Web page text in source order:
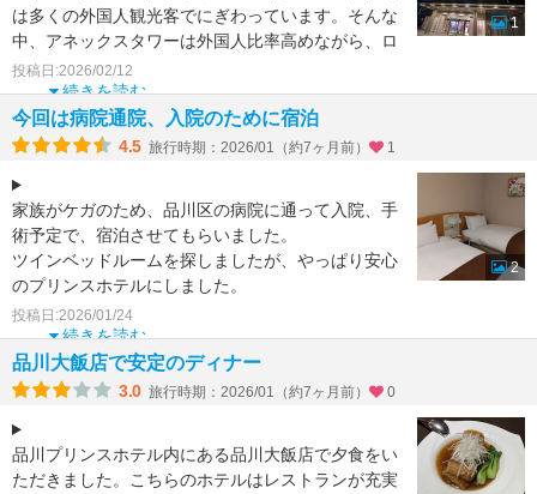
は多くの外国人観光客でにぎわっています。そんな
中、アネックスタワーは外国人比率高めながら、ロ
ビーにはあまり人
続きを読む
投稿日:2026/02/12
1
今回は病院通院、入院のために宿泊
4.5 旅行時期：2026/01（約7ヶ月前） 1
家族がケガのため、品川区の病院に通って入院、手
術予定で、宿泊させてもらいました。
ツインベッドルームを探しましたが、やっぱり安心
のプリンスホテルにしました。
品川プリンスホテルは宿泊は、初めてでし
続きを読む
投稿日:2026/01/24
2
品川大飯店で安定のディナー
3.0 旅行時期：2026/01（約7ヶ月前） 0
品川プリンスホテル内にある品川大飯店で夕食をい
ただきました。こちらのホテルはレストランが充実